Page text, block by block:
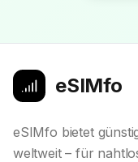
eSIMfo
eSIMfo bietet
weltweit – für